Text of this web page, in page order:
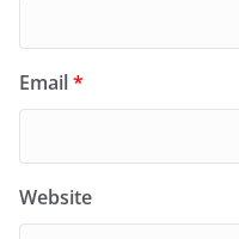
Email*
Website